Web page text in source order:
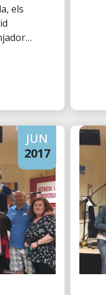
els
JUN
2017